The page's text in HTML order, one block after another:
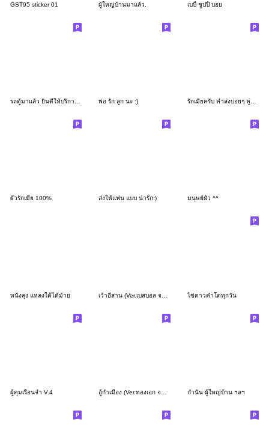
GST95 sticker 01 ผู้ใหญ่บ้านมาแล้ว. เบบี้ ชูปปี้ บอย
พ่อ รัก ลูก นะ :) รักเมียครับ คำส่งบ่อยๆ คู่รักโซเชียล
ผัวรักเมีย 100% ส่งให้แฟน แบบ น่ารัก:) มนุษย์ผัว ^^
หนังลุง แหลงใต้ได้ม้าย ไข่ดาวคำโตทุกวัน
ผู้คุมเรือนจำ V.4 กำนัน ผู้ใหญ่บ้าน ฯลฯ